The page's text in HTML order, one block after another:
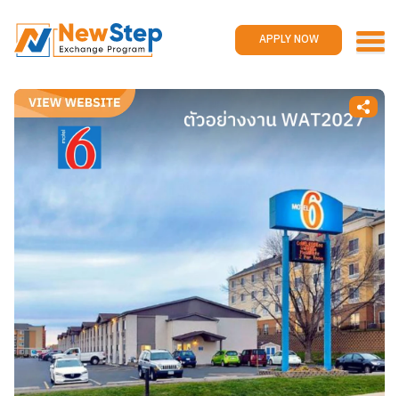
APPLY NOW
Work and travel
Reviews
Promotions